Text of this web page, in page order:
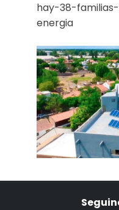
hay-38-
energia